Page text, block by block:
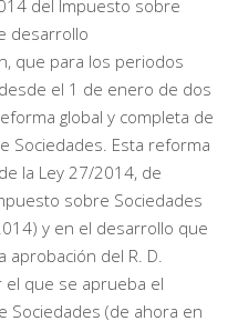
del Impuesto sobre
desarrollo
que para los periodos
el 1 de enero de dos
global y completa de
Sociedades. Esta reforma
la Ley 27/2014, de
sobre Sociedades
y en el desarrollo que
del R. D.
que se aprueba el
Sociedades (de ahora en